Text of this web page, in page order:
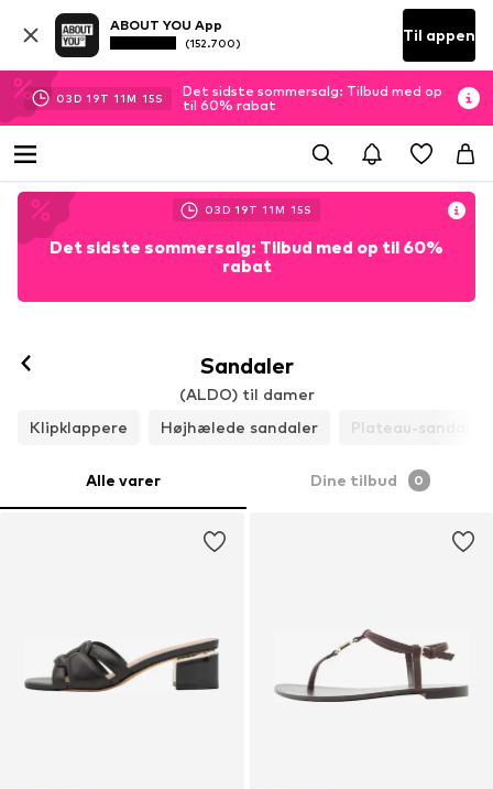
ABOUT YOU App
(152.700) Til appen
03D 19T 11M 14S
Det sidste sommersalg: Tilbud med op
til 60% rabat
03D 19T 11M 14S
Det sidste sommersalg: Tilbud med op til 60%
rabat
Sandaler
(ALDO) til damer
Klipklappere
Højhælede sandaler Plateau-sandaler
Alle varer Dine tilbud 0